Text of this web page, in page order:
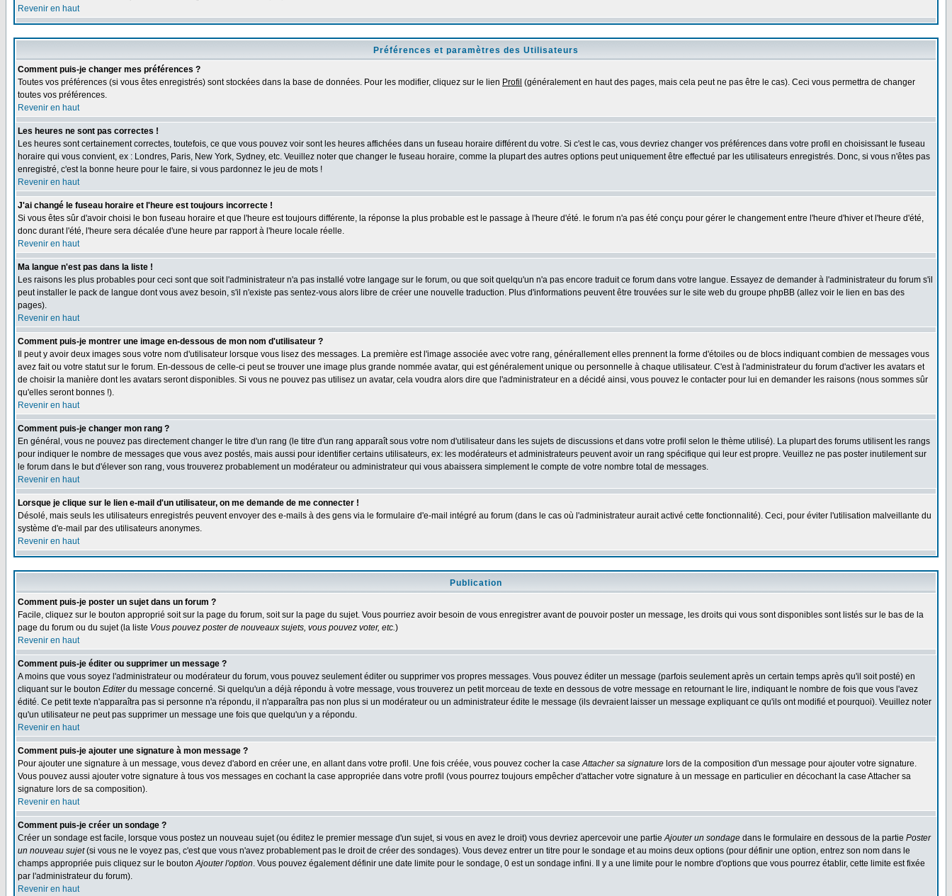
Revenir en haut
Préférences et paramètres des Utilisateurs
Comment puis-je changer mes préférences ?
Toutes vos préférences (si vous êtes enregistrés) sont stockées dans la base de données. Pour les modifier, cliquez sur le lien Profil (généralement en haut des pages, mais cela peut ne pas être le cas). Ceci vous permettra de changer
toutes vos préférences.
Revenir en haut
Les heures ne sont pas correctes !
Les heures sont certainement correctes, toutefois, ce que vous pouvez voir sont les heures affichées dans un fuseau horaire différent du votre. Si c'est le cas, vous devriez changer vos préférences dans votre profil en choisissant le fuseau
horaire qui vous convient, ex : Londres, Paris, New York, Sydney, etc. Veuillez noter que changer le fuseau horaire, comme la plupart des autres options peut uniquement être effectué par les utilisateurs enregistrés. Donc, si vous n'êtes pas
enregistré, c'est la bonne heure pour le faire, si vous pardonnez le jeu de mots !
Revenir en haut
J'ai changé le fuseau horaire et l'heure est toujours incorrecte !
Si vous êtes sûr d'avoir choisi le bon fuseau horaire et que l'heure est toujours différente, la réponse la plus probable est le passage à l'heure d'été. le forum n'a pas été conçu pour gérer le changement entre l'heure d'hiver et l'heure d'été,
donc durant l'été, l'heure sera décalée d'une heure par rapport à l'heure locale réelle.
Revenir en haut
Ma langue n'est pas dans la liste !
Les raisons les plus probables pour ceci sont que soit l'administrateur n'a pas installé votre langage sur le forum, ou que soit quelqu'un n'a pas encore traduit ce forum dans votre langue. Essayez de demander à l'administrateur du forum s'il
peut installer le pack de langue dont vous avez besoin, s'il n'existe pas sentez-vous alors libre de créer une nouvelle traduction. Plus d'informations peuvent être trouvées sur le site web du groupe phpBB (allez voir le lien en bas des
pages).
Revenir en haut
Comment puis-je montrer une image en-dessous de mon nom d'utilisateur ?
Il peut y avoir deux images sous votre nom d'utilisateur lorsque vous lisez des messages. La première est l'image associée avec votre rang, générallement elles prennent la forme d'étoiles ou de blocs indiquant combien de messages vous
avez fait ou votre statut sur le forum. En-dessous de celle-ci peut se trouver une image plus grande nommée avatar, qui est généralement unique ou personnelle à chaque utilisateur. C'est à l'administrateur du forum d'activer les avatars et
de choisir la manière dont les avatars seront disponibles. Si vous ne pouvez pas utilisez un avatar, cela voudra alors dire que l'administrateur en a décidé ainsi, vous pouvez le contacter pour lui en demander les raisons (nous sommes sûr
qu'elles seront bonnes !).
Revenir en haut
Comment puis-je changer mon rang ?
En général, vous ne pouvez pas directement changer le titre d'un rang (le titre d'un rang apparaît sous votre nom d'utilisateur dans les sujets de discussions et dans votre profil selon le thème utilisé). La plupart des forums utilisent les rangs
pour indiquer le nombre de messages que vous avez postés, mais aussi pour identifier certains utilisateurs, ex: les modérateurs et administrateurs peuvent avoir un rang spécifique qui leur est propre. Veuillez ne pas poster inutilement sur
le forum dans le but d'élever son rang, vous trouverez probablement un modérateur ou administrateur qui vous abaissera simplement le compte de votre nombre total de messages.
Revenir en haut
Lorsque je clique sur le lien e-mail d'un utilisateur, on me demande de me connecter !
Désolé, mais seuls les utilisateurs enregistrés peuvent envoyer des e-mails à des gens via le formulaire d'e-mail intégré au forum (dans le cas où l'administrateur aurait activé cette fonctionnalité). Ceci, pour éviter l'utilisation malveillante du
système d'e-mail par des utilisateurs anonymes.
Revenir en haut
Publication
Comment puis-je poster un sujet dans un forum ?
Facile, cliquez sur le bouton approprié soit sur la page du forum, soit sur la page du sujet. Vous pourriez avoir besoin de vous enregistrer avant de pouvoir poster un message, les droits qui vous sont disponibles sont listés sur le bas de la
page du forum ou du sujet (la liste Vous pouvez poster de nouveaux sujets, vous pouvez voter, etc.)
Revenir en haut
Comment puis-je éditer ou supprimer un message ?
A moins que vous soyez l'administrateur ou modérateur du forum, vous pouvez seulement éditer ou supprimer vos propres messages. Vous pouvez éditer un message (parfois seulement après un certain temps après qu'il soit posté) en
cliquant sur le bouton Editerdu message concerné. Si quelqu'un a déjà répondu à votre message, vous trouverez un petit morceau de texte en dessous de votre message en retournant le lire, indiquant le nombre de fois que vous l'avez
édité. Ce petit texte n'apparaîtra pas si personne n'a répondu, il n'apparaîtra pas non plus si un modérateur ou un administrateur édite le message (ils devraient laisser un message expliquant ce qu'ils ont modifié et pourquoi). Veuillez noter
qu'un utilisateur ne peut pas supprimer un message une fois que quelqu'un y a répondu.
Revenir en haut
Comment puis-je ajouter une signature à mon message ?
Pour ajouter une signature à un message, vous devez d'abord en créer une, en allant dans votre profil. Une fois créée, vous pouvez cocher la caseAttacher sa signature lors de la composition d'un message pour ajouter votre signature.
Vous pouvez aussi ajouter votre signature à tous vos messages en cochant la case appropriée dans votre profil (vous pourrez toujours empêcher d'attacher votre signature à un message en particulier en décochant la case Attacher sa
signature lors de sa composition).
Revenir en haut
Comment puis-je créer un sondage ?
Créer un sondage est facile, lorsque vous postez un nouveau sujet (ou éditez le premier message d'un sujet, si vous en avez le droit) vous devriez apercevoir une partieAjouter un sondage dans le formulaire en dessous de la partie Poster
un nouveau sujet(si vous ne le voyez pas, c'est que vous n'avez probablement pas le droit de créer des sondages). Vous devez entrer un titre pour le sondage et au moins deux options (pour définir une option, entrez son nom dans le
champs appropriée puis cliquez sur le boutonAjouter l'option. Vous pouvez également définir une date limite pour le sondage, 0 est un sondage infini. Il y a une limite pour le nombre d'options que vous pourrez établir, cette limite est fixée
par l'administrateur du forum).
Revenir en haut